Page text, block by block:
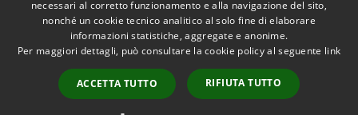
Accessibilità
Copyright © 2026 • Comune di
Ospedaletto Euganeo •
Powered byMunicipium
Accesso redazione
necessari al corretto funzionamento e alla navigazione del sito,
nonché un cookie tecnico analitico al solo fine di elaborare
informazioni statistiche, aggregate e anonime.
Per maggiori dettagli, può consultare la cookie policy al seguente link
ACCETTA TUTTO RIFIUTA TUTTO